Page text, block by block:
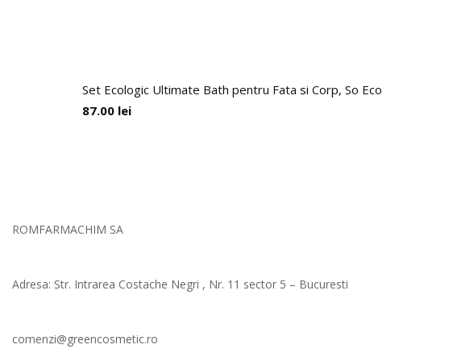
Set Ecologic Ultimate Bath pentru Fata si Corp, So Eco
87.00 lei
ROMFARMACHIM SA
Adresa: Str. Intrarea Costache Negri , Nr. 11 sector 5 – Bucuresti
comenzi@greencosmetic.ro